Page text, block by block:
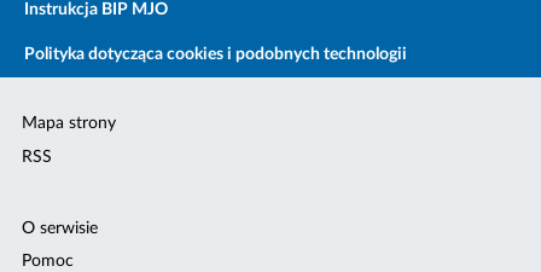
Instrukcja BIP MJO
Polityka dotycząca cookies i podobnych technologii
Mapa strony
RSS
O serwisie
Pomoc